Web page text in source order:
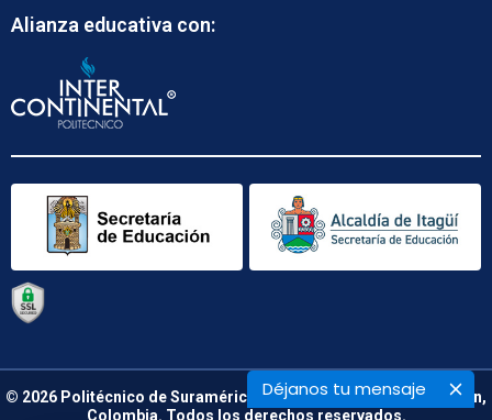
Déjanos tu mensaje
Alianza educativa con:
© 2026 Politécnico de Suramérica. Calle 48 B N° 66 – 09. Medellín,
Colombia. Todos los derechos reservados.